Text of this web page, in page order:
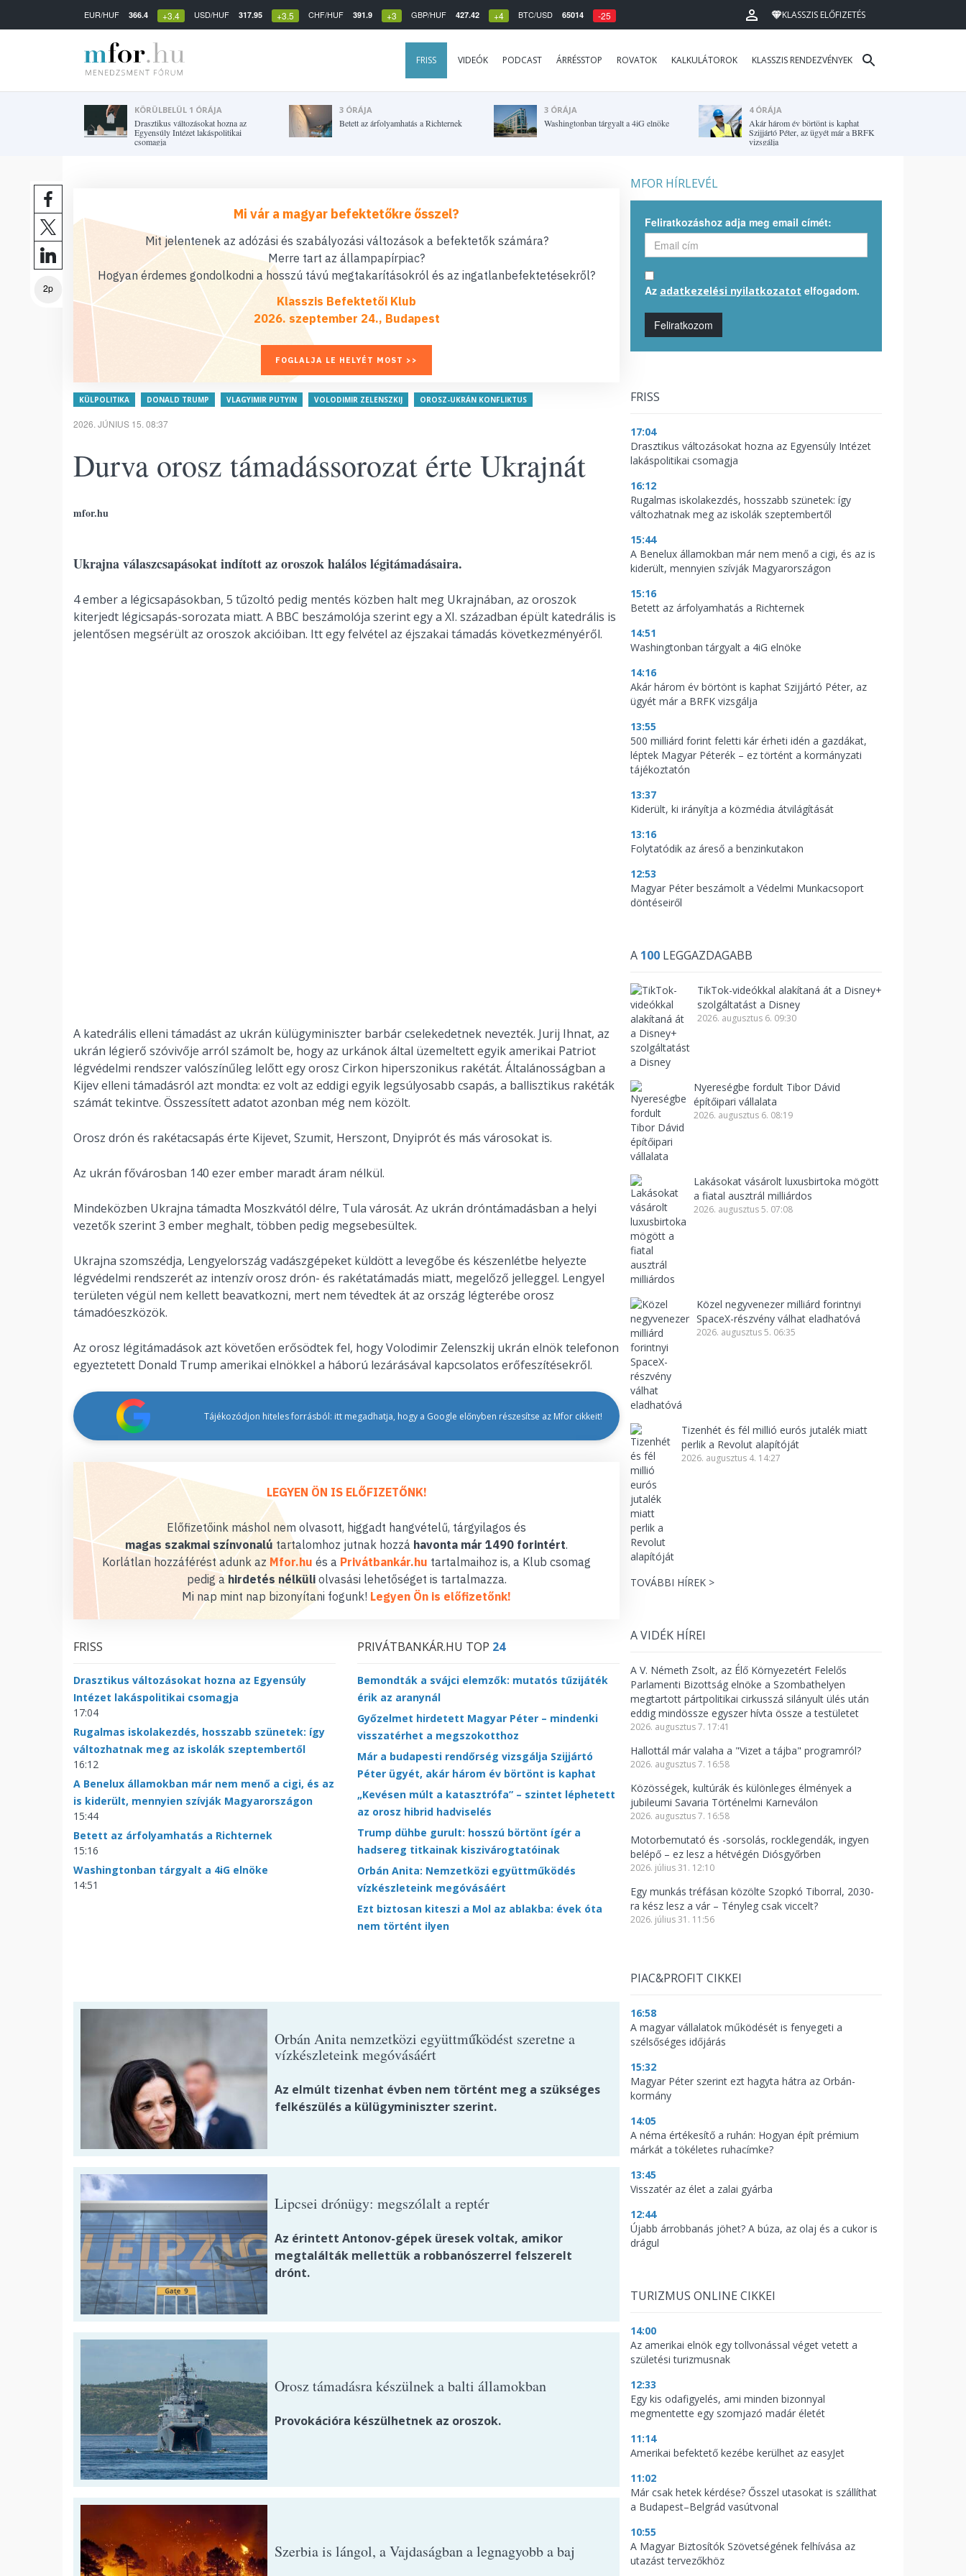
EUR/HUF 366.4 +3.4 USD/HUF 317.95 +3.5 CHF/HUF 391.9 +3 GBP/HUF 427.42 +4 BTC/USD 65014 -25 KLASSZIS ELŐFIZETÉS
FRISS VIDEÓK PODCAST ÁRRÉSSTOP ROVATOK KALKULÁTOROK KLASSZIS RENDEZVÉNYEK
KÖRÜLBELÜL 1 ÓRÁJA
Drasztikus változásokat hozna az
Egyensúly Intézet lakáspolitikai
csomagja
3 ÓRÁJA
Betett az árfolyamhatás a Richternek
3 ÓRÁJA
Washingtonban tárgyalt a 4iG elnöke
4 ÓRÁJA
Akár három év börtönt is kaphat
Szijjártó Péter, az ügyét már a BRFK
vizsgálja
2p
Mi vár a magyar befektetőkre ősszel?
Mit jelentenek az adózási és szabályozási változások a befektetők számára?
Merre tart az állampapírpiac?
Hogyan érdemes gondolkodni a hosszú távú megtakarításokról és az ingatlanbefektetésekről?
Klasszis Befektetői Klub
2026. szeptember 24., Budapest
FOGLALJA LE HELYÉT MOST >>
KÜLPOLITIKA DONALD TRUMP VLAGYIMIR PUTYIN VOLODIMIR ZELENSZKIJ OROSZ-UKRÁN KONFLIKTUS
2026. JÚNIUS 15. 08:37
Durva orosz támadássorozat érte Ukrajnát
mfor.hu
Ukrajna válaszcsapásokat indított az oroszok halálos légitámadásaira.
4 ember a légicsapásokban, 5 tűzoltó pedig mentés közben halt meg Ukrajnában, az oroszok
kiterjedt légicsapás-sorozata miatt. A BBC beszámolója szerint egy a XI. században épült katedrális is
jelentősen megsérült az oroszok akcióiban. Itt egy felvétel az éjszakai támadás következményéről.
A katedrális elleni támadást az ukrán külügyminiszter barbár cselekedetnek nevezték. Jurij Ihnat, az
ukrán légierő szóvivője arról számolt be, hogy az urkánok által üzemeltett egyik amerikai Patriot
légvédelmi rendszer valószínűleg lelőtt egy orosz Cirkon hiperszonikus rakétát. Általánosságban a
Kijev elleni támadásról azt mondta: ez volt az eddigi egyik legsúlyosabb csapás, a ballisztikus rakéták
számát tekintve. Összessített adatot azonban még nem közölt.
Orosz drón és rakétacsapás érte Kijevet, Szumit, Herszont, Dnyiprót és más városokat is.
Az ukrán fővárosban 140 ezer ember maradt áram nélkül.
Mindeközben Ukrajna támadta Moszkvától délre, Tula városát. Az ukrán dróntámadásban a helyi
vezetők szerint 3 ember meghalt, többen pedig megsebesültek.
Ukrajna szomszédja, Lengyelország vadászgépeket küldött a levegőbe és készenlétbe helyezte
légvédelmi rendszerét az intenzív orosz drón- és rakétatámadás miatt, megelőző jelleggel. Lengyel
területen végül nem kellett beavatkozni, mert nem tévedtek át az ország légterébe orosz
támadóeszközök.
Az orosz légitámadások azt követően erősödtek fel, hogy Volodimir Zelenszkij ukrán elnök telefonon
egyeztetett Donald Trump amerikai elnökkel a háború lezárásával kapcsolatos erőfeszítésekről.
Tájékozódjon hiteles forrásból: itt megadhatja, hogy a Google előnyben részesítse az Mfor cikkeit!
LEGYEN ÖN IS ELŐFIZETŐNK!
Előfizetőink máshol nem olvasott, higgadt hangvételű, tárgyilagos és
magas szakmai színvonalú tartalomhoz jutnak hozzá havonta már 1490 forintért.
Korlátlan hozzáférést adunk az Mfor.hu és a Privátbankár.hu tartalmaihoz is, a Klub csomag
pedig ahirdetés nélküliolvasási lehetőséget is tartalmazza.
Mi nap mint nap bizonyítani fogunk! Legyen Ön is előfizetőnk!
FRISS
Drasztikus változásokat hozna az Egyensúly
Intézet lakáspolitikai csomagja
17:04
Rugalmas iskolakezdés, hosszabb szünetek: így
változhatnak meg az iskolák szeptembertől
16:12
A Benelux államokban már nem menő a cigi, és az
is kiderült, mennyien szívják Magyarországon
15:44
Betett az árfolyamhatás a Richternek
15:16
Washingtonban tárgyalt a 4iG elnöke
14:51
PRIVÁTBANKÁR.HU TOP 24
Bemondták a svájci elemzők: mutatós tűzijáték
érik az aranynál
Győzelmet hirdetett Magyar Péter – mindenki
visszatérhet a megszokotthoz
Már a budapesti rendőrség vizsgálja Szijjártó
Péter ügyét, akár három év börtönt is kaphat
„Kevésen múlt a katasztrófa” – szintet léphetett
az orosz hibrid hadviselés
Trump dühbe gurult: hosszú börtönt ígér a
hadsereg titkainak kiszivárogtatóinak
Orbán Anita: Nemzetközi együttműködés
vízkészleteink megóvásáért
Ezt biztosan kiteszi a Mol az ablakba: évek óta
nem történt ilyen
Orbán Anita nemzetközi együttműködést szeretne a
vízkészleteink megóvásáért
Az elmúlt tizenhat évben nem történt meg a szükséges
felkészülés a külügyminiszter szerint.
Lipcsei drónügy: megszólalt a reptér
Az érintett Antonov-gépek üresek voltak, amikor
megtalálták mellettük a robbanószerrel felszerelt
drónt.
Orosz támadásra készülnek a balti államokban
Provokációra készülhetnek az oroszok.
Szerbia is lángol, a Vajdaságban a legnagyobb a baj
MFOR HÍRLEVÉL
Feliratkozáshoz adja meg email címét:
Az adatkezelési nyilatkozatot elfogadom.
Feliratkozom
FRISS
17:04
Drasztikus változásokat hozna az Egyensúly Intézet
lakáspolitikai csomagja
16:12
Rugalmas iskolakezdés, hosszabb szünetek: így
változhatnak meg az iskolák szeptembertől
15:44
A Benelux államokban már nem menő a cigi, és az is
kiderült, mennyien szívják Magyarországon
15:16
Betett az árfolyamhatás a Richternek
14:51
Washingtonban tárgyalt a 4iG elnöke
14:16
Akár három év börtönt is kaphat Szijjártó Péter, az
ügyét már a BRFK vizsgálja
13:55
500 milliárd forint feletti kár érheti idén a gazdákat,
léptek Magyar Péterék – ez történt a kormányzati
tájékoztatón
13:37
Kiderült, ki irányítja a közmédia átvilágítását
13:16
Folytatódik az áreső a benzinkutakon
12:53
Magyar Péter beszámolt a Védelmi Munkacsoport
döntéseiről
A 100 LEGGAZDAGABB
TikTok-videókkal alakítaná át a Disney+
szolgáltatást a Disney
2026. augusztus 6. 09:30
Nyereségbe fordult Tibor Dávid
építőipari vállalata
2026. augusztus 6. 08:19
Lakásokat vásárolt luxusbirtoka mögött
a fiatal ausztrál milliárdos
2026. augusztus 5. 07:08
Közel negyvenezer milliárd forintnyi
SpaceX-részvény válhat eladhatóvá
2026. augusztus 5. 06:35
Tizenhét és fél millió eurós jutalék miatt
perlik a Revolut alapítóját
2026. augusztus 4. 14:27
TOVÁBBI HÍREK >
A VIDÉK HÍREI
A V. Németh Zsolt, az Élő Környezetért Felelős
Parlamenti Bizottság elnöke a Szombathelyen
megtartott pártpolitikai cirkusszá silányult ülés után
eddig mindössze egyszer hívta össze a testületet
2026. augusztus 7. 17:41
Hallottál már valaha a "Vizet a tájba" programról?
2026. augusztus 7. 16:58
Közösségek, kultúrák és különleges élmények a
jubileumi Savaria Történelmi Karneválon
2026. augusztus 7. 16:58
Motorbemutató és -sorsolás, rocklegendák, ingyen
belépő – ez lesz a hétvégén Diósgyőrben
2026. július 31. 12:10
Egy munkás tréfásan közölte Szopkó Tiborral, 2030-
ra kész lesz a vár – Tényleg csak viccelt?
2026. július 31. 11:56
PIAC&PROFIT CIKKEI
16:58
A magyar vállalatok működését is fenyegeti a
szélsőséges időjárás
15:32
Magyar Péter szerint ezt hagyta hátra az Orbán-
kormány
14:05
A néma értékesítő a ruhán: Hogyan épít prémium
márkát a tökéletes ruhacímke?
13:45
Visszatér az élet a zalai gyárba
12:44
Újabb árrobbanás jöhet? A búza, az olaj és a cukor is
drágul
TURIZMUS ONLINE CIKKEI
14:00
Az amerikai elnök egy tollvonással véget vetett a
születési turizmusnak
12:33
Egy kis odafigyelés, ami minden bizonnyal
megmentette egy szomjazó madár életét
11:14
Amerikai befektető kezébe kerülhet az easyJet
11:02
Már csak hetek kérdése? Ősszel utasokat is szállíthat
a Budapest–Belgrád vasútvonal
10:55
A Magyar Biztosítók Szövetségének felhívása az
utazást tervezőkhöz